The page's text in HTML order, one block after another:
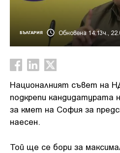
БЪЛГАРИЯ Обновена 14:13ч.,
Националният съвет на
подкрепи кандидатурата
за кмет на София за
наесен.
Той ще се бори за